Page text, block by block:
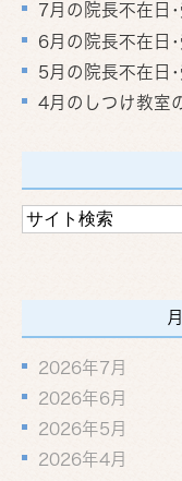
7月の院長不在日
6月の院長不在日
5月の院長不在日
4月のしつけ教室
2026年7月
2026年6月
2026年5月
2026年4月